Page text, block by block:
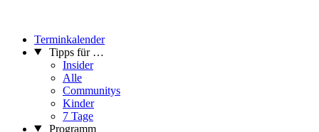
Terminkalender
Tipps für …
Insider
Alle
Communitys
Kinder
7 Tage
Programm